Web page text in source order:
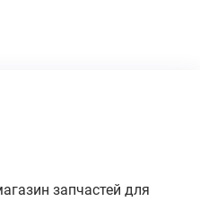
запчастей для